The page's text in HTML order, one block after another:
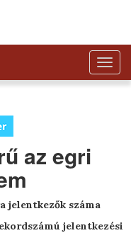
az egri
jelentkezők száma
jelentkezési